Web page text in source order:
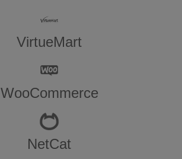
VirtueMart
WooCommerce
NetCat